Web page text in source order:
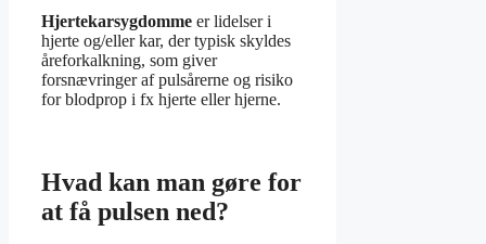
Hjertekarsygdomme er lidelser i
hjerte og/eller kar, der typisk skyldes
åreforkalkning, som giver
forsnævringer af pulsårerne og risiko
for blodprop i fx hjerte eller hjerne.
Hvad kan man gøre for
at få pulsen ned?